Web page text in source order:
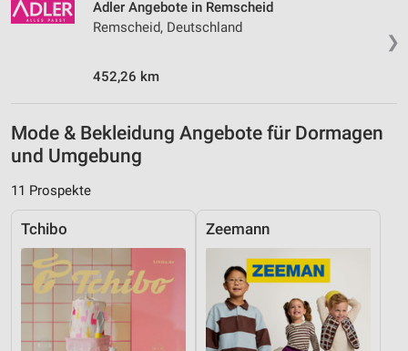
❯
Adler Angebote in Remscheid
Remscheid, Deutschland
452,26 km
Mode & Bekleidung Angebote für Dormagen
und Umgebung
11 Prospekte
Tchibo Zeemann